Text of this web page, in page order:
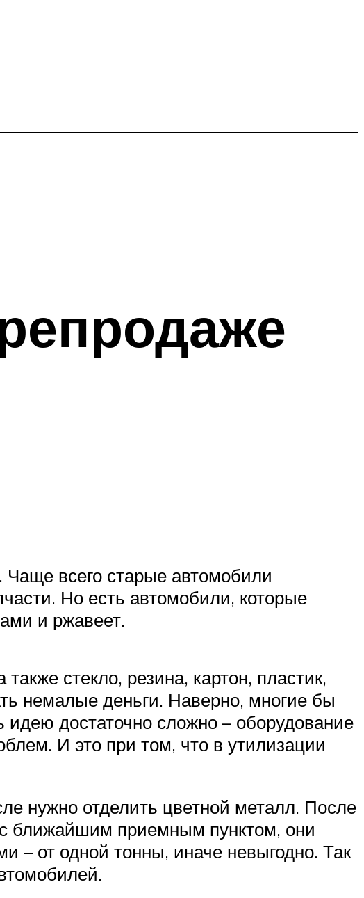
Чаще всего старые автомобили
Но есть автомобили, которые
и ржавеет.
стекло, резина, картон, пластик,
немалые деньги. Наверно, многие бы
достаточно сложно – оборудование
И это при том, что в утилизации
нужно отделить цветной металл. После
ближайшим приемным пунктом, они
от одной тонны, иначе невыгодно. Так